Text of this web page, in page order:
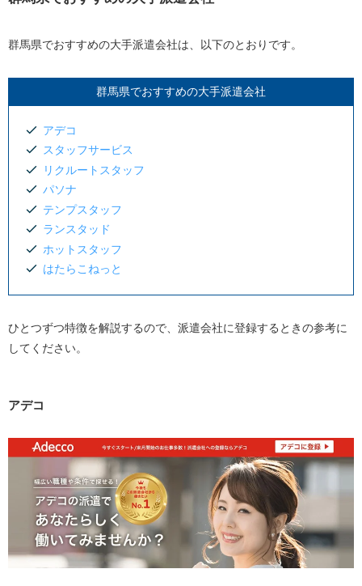
パソナ
ランスタッド
はたらこねっと
群馬県に根差した派遣会社
SCOOT
アイビーエス株式会社
ゼロワン
サンヴァーテックス
群馬総合スタッフ
アイコム
群馬県で単発・スポット求人のある派遣会社
群馬県の職業別派遣会社
IT
介護
看護師
フォークリフト
群馬県でおすすめの大手派遣会社は、以下のとおりです。
群馬県でおすすめの大手派遣会社
アデコ
スタッフサービス
リクルートスタッフ
パソナ
テンプスタッフ
ランスタッド
ホットスタッフ
はたらこねっと
ひとつずつ特徴を解説するので、派遣会社に登録するときの参考に
してください。
アデコ